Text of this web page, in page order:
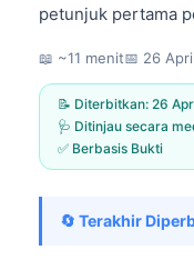
petunjuk pertama
📖 ~11 menit📅 26
📝 Diterbitkan: 26
🩺 Ditinjau secara
✅ Berbasis Bukti
🔄 Terakhir